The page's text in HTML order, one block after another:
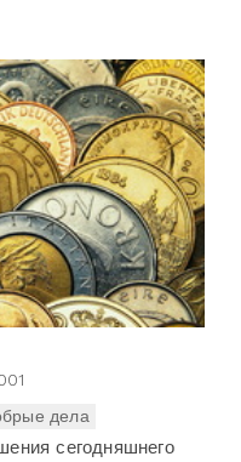
дела
сегодняшнего